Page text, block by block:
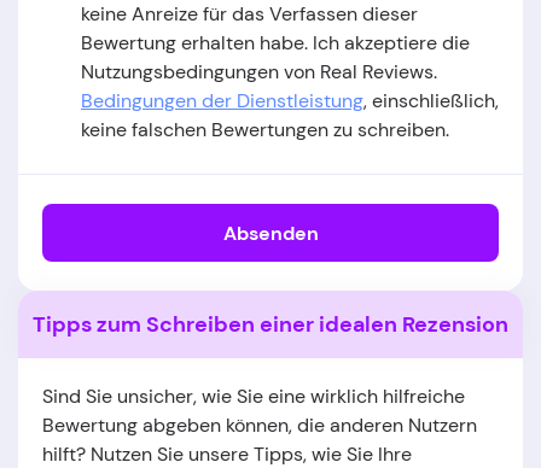
keine Anreize für das Verfassen dieser
Bewertung erhalten habe. Ich akzeptiere die
Nutzungsbedingungen von Real Reviews.
Bedingungen der Dienstleistung, einschließlich,
keine falschen Bewertungen zu schreiben.
Absenden
Tipps zum Schreiben einer idealen Rezension
Sind Sie unsicher, wie Sie eine wirklich hilfreiche
Bewertung abgeben können, die anderen Nutzern
hilft? Nutzen Sie unsere Tipps, wie Sie Ihre